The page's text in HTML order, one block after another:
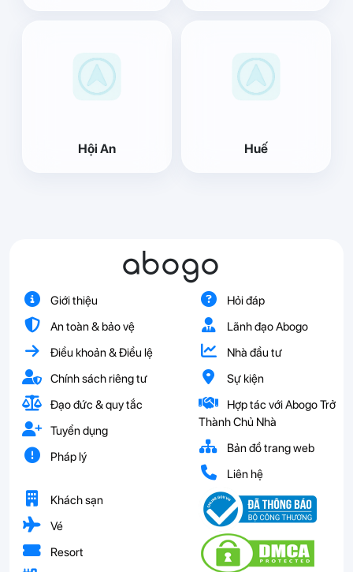
Hội An Huế
abogo
Giới thiệu
An toàn & bảo vệ
Điều khoản & Điều lệ
Chính sách riêng tư
Đạo đức & quy tắc
Tuyển dụng
Pháp lý
Hỏi đáp
Lãnh đạo Abogo
Nhà đầu tư
Sự kiện
Hợp tác với Abogo Trở
Thành Chủ Nhà
Bản đồ trang web
Liên hệ
Khách sạn
Vé
Resort